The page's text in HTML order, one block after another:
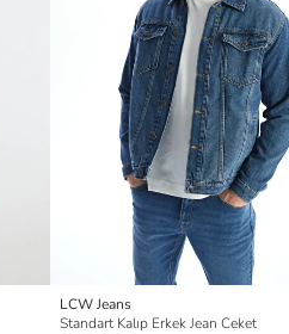
LCW Jeans
Standart Kalıp Erkek Jean Ceket